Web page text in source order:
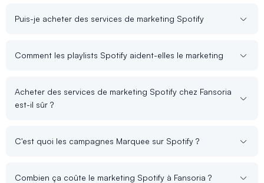
Puis-je acheter des services de marketing Spotify
Comment les playlists Spotify aident-elles le marketing
Acheter des services de marketing Spotify chez Fansoria
est-il sûr ?
C'est quoi les campagnes Marquee sur Spotify ?
Combien ça coûte le marketing Spotify à Fansoria ?